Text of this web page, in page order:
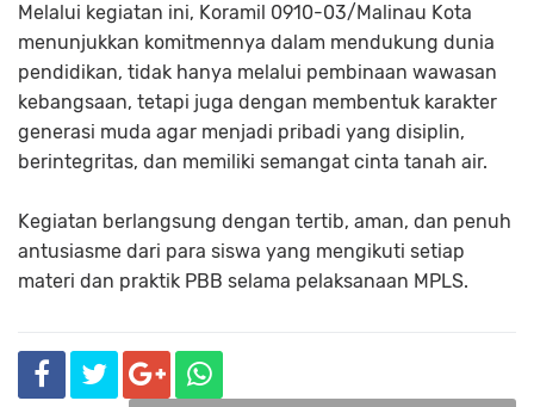
Melalui kegiatan ini, Koramil 0910-03/Malinau Kota
menunjukkan komitmennya dalam mendukung dunia
pendidikan, tidak hanya melalui pembinaan wawasan
kebangsaan, tetapi juga dengan membentuk karakter
generasi muda agar menjadi pribadi yang disiplin,
berintegritas, dan memiliki semangat cinta tanah air.
Kegiatan berlangsung dengan tertib, aman, dan penuh
antusiasme dari para siswa yang mengikuti setiap
materi dan praktik PBB selama pelaksanaan MPLS.